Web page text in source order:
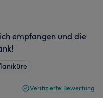
empfangen und die
Verifizierte Bewertung